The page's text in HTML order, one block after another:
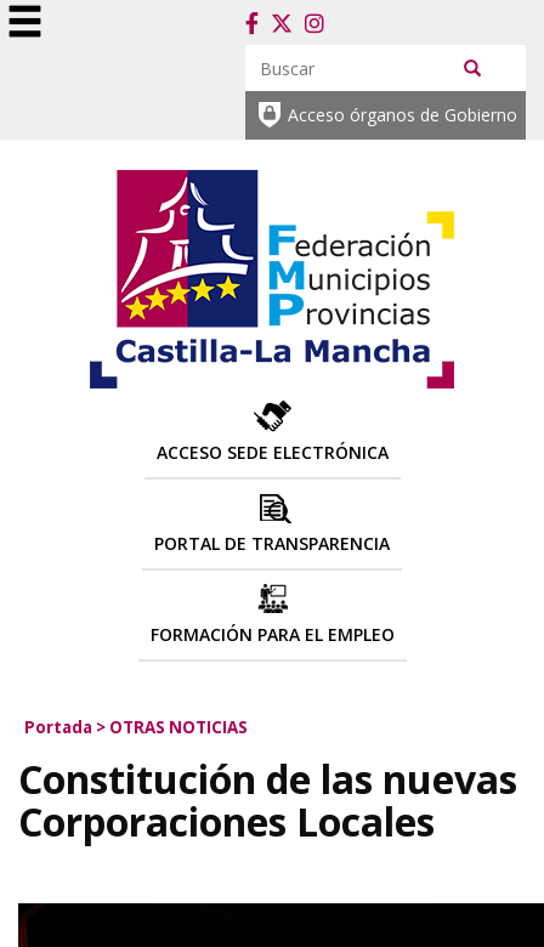
Acceso órganos de Gobierno
ACCESO SEDE ELECTRÓNICA
PORTAL DE TRANSPARENCIA
FORMACIÓN PARA EL EMPLEO
Portada > OTRAS NOTICIAS
Constitución de las nuevas
Corporaciones Locales